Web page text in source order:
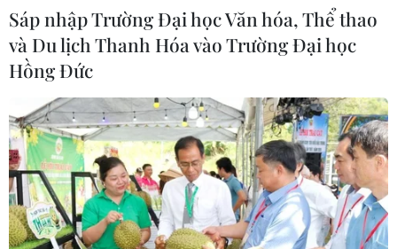
Khởi tố 19 đối tượng cướp
giật tài sản tại Công ty Tân Huê Viên
08/08/2026 08:52
Bí thư Thành ủy Hà Nội thúc tiến độ
hai dự án giao thông trọng điểm
Nam Thủ đô
08/08/2026 08:52
Sáp nhập Trường Đại học Văn hóa, Thể thao
và Du lịch Thanh Hóa vào Trường Đại học
Hồng Đức